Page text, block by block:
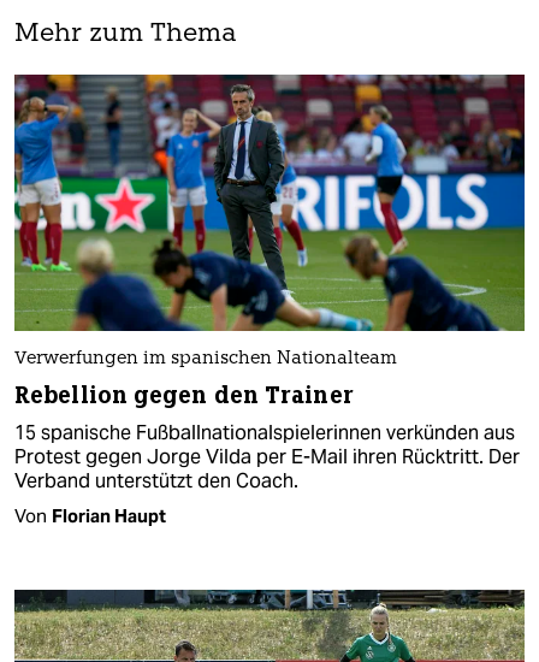
Mehr zum Thema
Verwerfungen im spanischen Nationalteam
Rebellion gegen den Trainer
15 spanische Fußballnationalspielerinnen verkünden aus
Protest gegen Jorge Vilda per E-Mail ihren Rücktritt. Der
Verband unterstützt den Coach.
Von Florian Haupt